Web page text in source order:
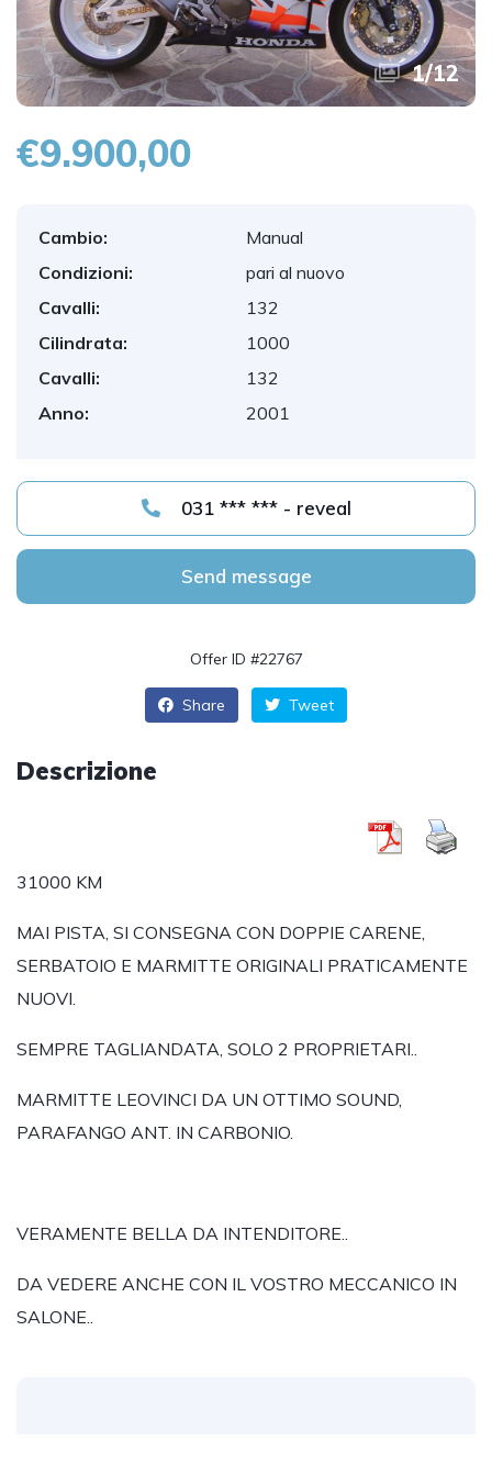
1/12
€9.900,00
Cambio:
Manual
Condizioni:
pari al nuovo
Cavalli:
132
Cilindrata:
1000
Cavalli:
132
Anno:
2001
031 *** *** - reveal
Send message
Offer ID #22767
Share Tweet
Descrizione
31000 KM
MAI PISTA, SI CONSEGNA CON DOPPIE CARENE,
SERBATOIO E MARMITTE ORIGINALI PRATICAMENTE
NUOVI.
SEMPRE TAGLIANDATA, SOLO 2 PROPRIETARI..
MARMITTE LEOVINCI DA UN OTTIMO SOUND,
PARAFANGO ANT. IN CARBONIO.
VERAMENTE BELLA DA INTENDITORE..
DA VEDERE ANCHE CON IL VOSTRO MECCANICO IN
SALONE..